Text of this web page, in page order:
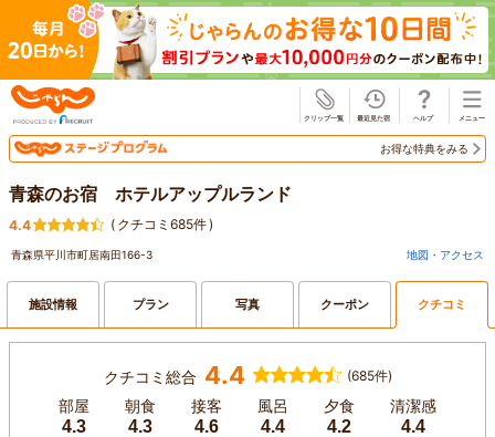
お得な特典をみる
青森のお宿 ホテルアップルランド
4.4 ( クチコミ685件)
青森県平川市町居南田166-3 地図・アクセス
施設情報 プラン 写真 クーポン クチコミ
クチコミ総合 4.4 (685件)
部屋
4.3
朝食
4.3
接客
4.6
風呂
4.4
夕食
4.2
清潔感
4.4